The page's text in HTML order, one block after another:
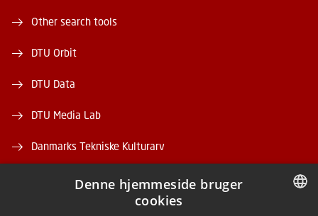
Other search tools
DTU Orbit
DTU Data
DTU Media Lab
Danmarks Tekniske Kulturarv
Denne hjemmeside bruger
cookies